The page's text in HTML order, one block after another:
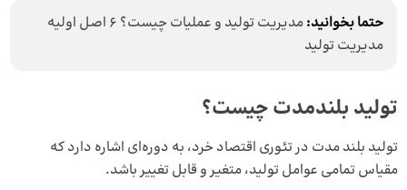
حتما بخوانید:
مدیریت تولید و عملیات چیست؟ 6 اصل اولیه
مدیریت تولید
تولید بلندمدت چیست؟
تولید بلند مدت در تئوری اقتصاد خرد، به دوره‌ای اشاره دارد که
مقیاس تمامی عوامل تولید، متغیر و قابل تغییر باشد.